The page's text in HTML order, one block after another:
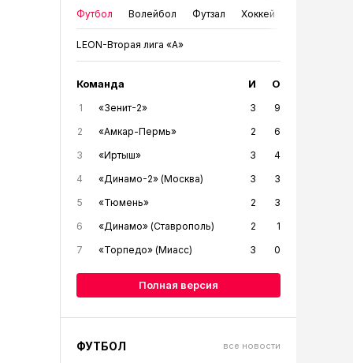
Футбол Волейбол Футзал Хоккей
LEON-Вторая лига «А»
Команда И О
1 «Зенит-2» 3
9
2
«Амкар-Пермь» 2
6
3
«Иртыш» 3
4
4
«Динамо-2» (Москва) 3
3
5
«Тюмень» 2
3
6
«Динамо» (Ставрополь) 2
1
7
«Торпедо» (Миасс) 3 0
Полная версия
ФУТБОЛ все новости